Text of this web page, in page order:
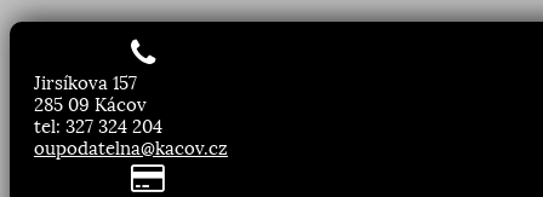
Jirsíkova 157
285 09 Kácov
tel: 327 324 204
oupodatelna@kacov.cz